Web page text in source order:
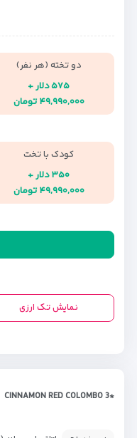
دو تخته (هر نفر)
۵۷۵ دلار +
۴۹,۹۹۰,۰۰۰ تومان
کودک با تخت
۳۵۰ دلار +
۴۹,۹۹۰,۰۰۰ تومان
نمایش تک ارزی
*CINNAMON RED COLOMBO 3